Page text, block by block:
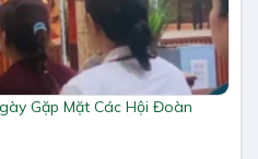
Gặp Mặt Các Hội Đoàn